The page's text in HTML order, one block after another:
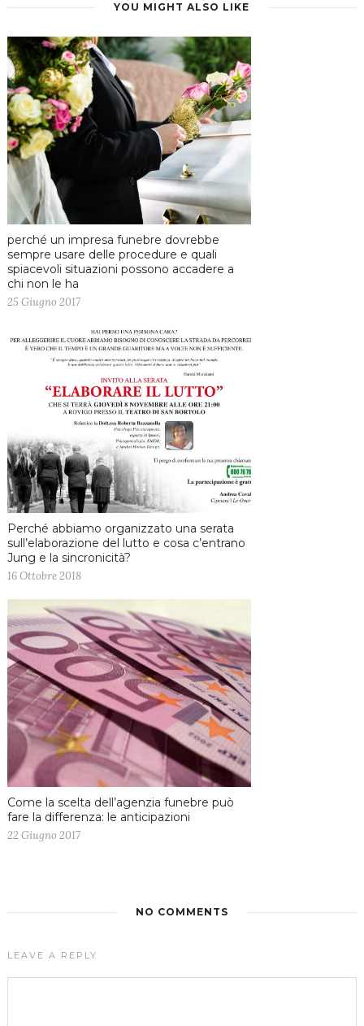
YOU MIGHT ALSO LIKE
perché un impresa funebre dovrebbe
sempre usare delle procedure e quali
spiacevoli situazioni possono accadere a
chi non le ha
25 Giugno 2017
Perché abbiamo organizzato una serata
sull’elaborazione del lutto e cosa c’entrano
Jung e la sincronicità?
16 Ottobre 2018
Come la scelta dell’agenzia funebre può
fare la differenza: le anticipazioni
22 Giugno 2017
NO COMMENTS
LEAVE A REPLY